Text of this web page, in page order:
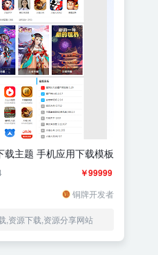
主题 手机应用下载模板
￥99999
铜牌开发者
,资源下载,资源分享网站